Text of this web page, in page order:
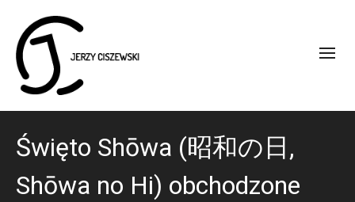
Święto Shōwa (昭和の日,
Shōwa no Hi) obchodzone